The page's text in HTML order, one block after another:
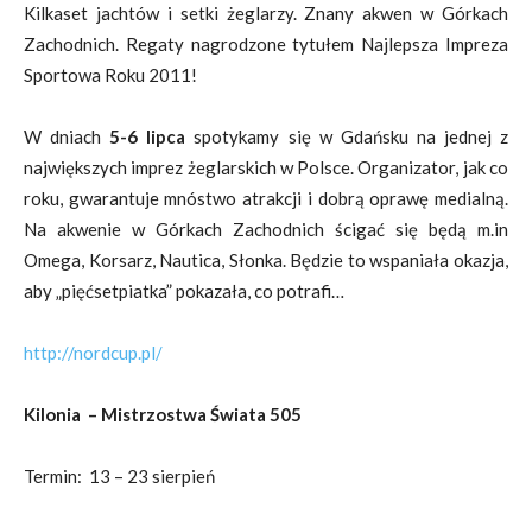
Kilkaset jachtów i setki żeglarzy. Znany akwen w Górkach
Zachodnich. Regaty nagrodzone tytułem Najlepsza Impreza
Sportowa Roku 2011!
W dniach5-6 lipca spotykamy się w Gdańsku na jednej z
największych imprez żeglarskich w Polsce. Organizator, jak co
roku, gwarantuje mnóstwo atrakcji i dobrą oprawę medialną.
Na akwenie w Górkach Zachodnich ścigać się będą m.in
Omega, Korsarz, Nautica, Słonka. Będzie to wspaniała okazja,
aby „pięćsetpiatka” pokazała, co potrafi…
http://nordcup.pl/
Kilonia – Mistrzostwa Świata 505
Termin: 13 – 23 sierpień